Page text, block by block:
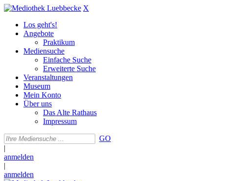
X
Los geht's!
Angebote
Praktikum
Mediensuche
Einfache Suche
Erweiterte Suche
Veranstaltungen
Museum
Mein Konto
Über uns
Das Alte Rathaus
Impressum
GO
|
anmelden
|
anmelden